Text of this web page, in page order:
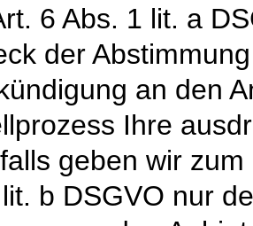
6 Abs. 1 lit. a
der
an den
Ihre
geben wir
b DSGVO nur